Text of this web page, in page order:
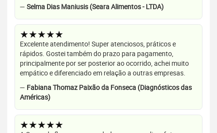
— Selma Dias Maniusis (Seara Alimentos - LTDA)
★★★★★
Excelente atendimento! Super atenciosos, práticos e
rápidos. Gostei também do prazo para pagamento,
principalmente por ser posterior ao ocorrido, achei muito
empático e diferenciado em relação a outras empresas.
— Fabiana Thomaz Paixão da Fonseca (Diagnósticos das
Américas)
★★★★★